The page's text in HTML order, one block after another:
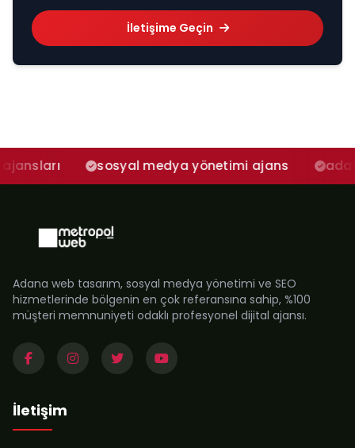
İletişime Geçin
sosyal medya yönetimi ajans adana sosyal
Adana web tasarım, sosyal medya yönetimi ve SEO
hizmetlerinde bölgenin en çok referansına sahip, %100
müşteri memnuniyeti odaklı profesyonel dijital ajansı.
İletişim